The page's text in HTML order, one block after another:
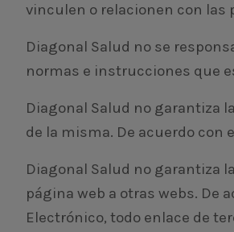
vinculen o relacionen con las
Diagonal Salud no se
normas e instrucciones que
Diagonal Salud no garantiza
de la misma. De acuerdo con
Diagonal Salud no garantiza
página web a otras webs. De
Electrónico, todo enlace de